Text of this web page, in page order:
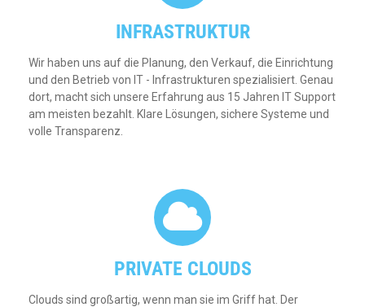
INFRASTRUKTUR
Wir haben uns auf die Planung, den Verkauf, die Einrichtung
und den Betrieb von IT - Infrastrukturen spezialisiert. Genau
dort, macht sich unsere Erfahrung aus 15 Jahren IT Support
am meisten bezahlt. Klare Lösungen, sichere Systeme und
volle Transparenz.
PRIVATE CLOUDS
Clouds sind großartig, wenn man sie im Griff hat. Der